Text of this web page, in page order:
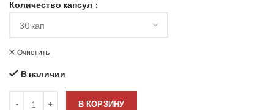
Количество капсул
Очистить
В наличии
В КОРЗИНУ